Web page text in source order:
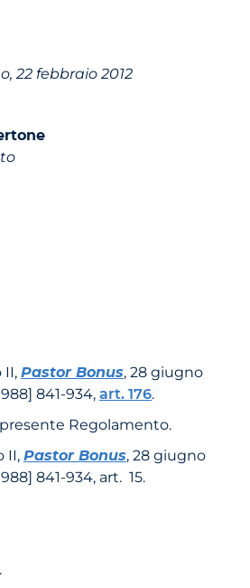
22 febbraio 2012
II,Pastor Bonus, 28 giugno
841-934,art. 176.
Regolamento.
II,Pastor Bonus, 28 giugno
841-934, art. 15.